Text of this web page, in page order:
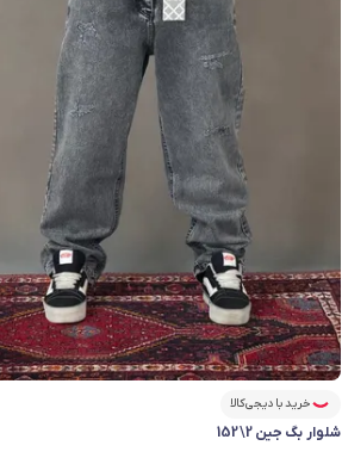
خرید با دیجی‌کالا
شلوار بگ جین 2\152